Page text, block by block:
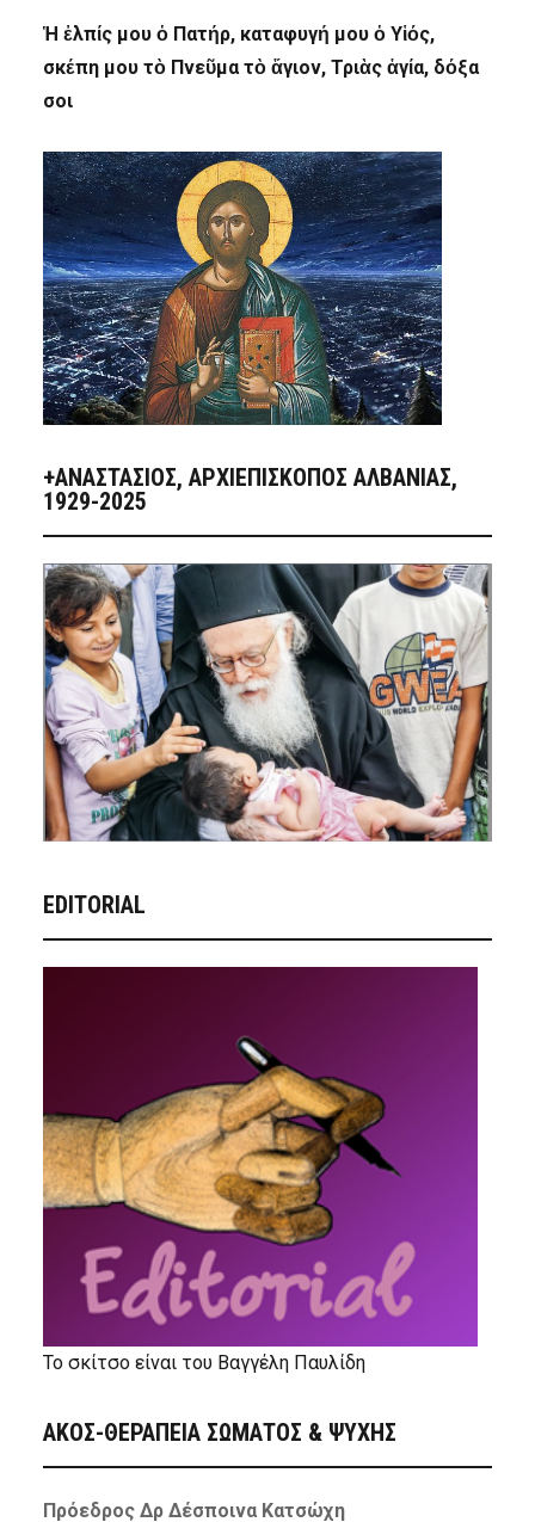
Ἡ ἐλπίς μου ὁ Πατήρ, καταφυγή μου ὁ Υἱός,
σκέπη μου τὸ Πνεῦμα τὸ ἅγιον, Τριὰς ἁγία, δόξα
σοι
+ΑΝΑΣΤΆΣΙΟΣ, ΑΡΧΙΕΠΊΣΚΟΠΟΣ ΑΛΒΑΝΊΑΣ,
1929-2025
EDITORIAL
Το σκίτσο είναι του Βαγγέλη Παυλίδη
ΑΚΟΣ-ΘΕΡΑΠΕΙΑ ΣΩΜΑΤΟΣ & ΨΥΧΗΣ
Πρόεδρος Δρ Δέσποινα Κατσώχη